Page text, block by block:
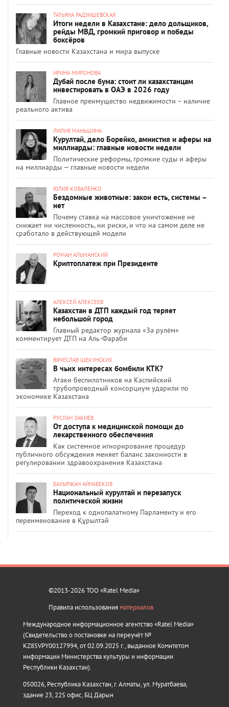
ТАТЬЯНА РАДЗИШЕВСКАЯ
Итоги недели в Казахстане: дело дольщиков,
рейды МВД, громкий приговор и победы
боксёров
Главные новости Казахстана и мира выпуске
ИРИНА МИРОНОВА
Дубай после бума: стоит ли казахстанцам
инвестировать в ОАЭ в 2026 году
Главное преимущество недвижимости – наличие
реального актива
ЛИЛИЯ МАНЬШИНА
Курултай, дело Борейко, амнистия и аферы на
миллиарды: главные новости недели
Политические реформы, громкие суды и аферы
на миллиарды — главные новости недели
ЮЛИЯ КОВАЛЕНКО
Бездомные животные: закон есть, системы –
нет
Почему ставка на массовое уничтожение не
снижает ни численность, ни риски, и что на самом деле не
сработало в действующей модели
РОМАН АЛЬМАНСКИЙ
Криптоплатеж при Президенте
АЛЕКСЕЙ АЛЕКСЕЕВ
Казахстан в ДТП каждый год теряет
небольшой город
Главный редактор журнала «За рулём»
комментирует ДТП на Аль-Фараби
ВЯЧЕСЛАВ ЩЕКУНСКИХ
В чьих интересах бомбили КТК?
Атаки беспилотников на Каспийский
трубопроводный консорциум ударили по
экономике Казахстана
РУСЛАН ЗАКИЕВ
От доступа к медицинской помощи до
лекарственного обеспечения
Как системное игнорирование процедур
публичного обсуждения меняет баланс законности в
регулировании здравоохранения Казахстана
БАУЫРЖАН АЙНАБЕКОВ
Национальный курултай и перезапуск
политической жизни
Переход к однопалатному Парламенту и его
переименование в Құрылтай
©2013-2026 ТОО «Ratel Media»
Правила использования материалов
Международное информационное агентство «Ratel Media»
(Свидетельство о постановке на переучёт №
KZ85VPY00127994, от 02.09.2025 г., выданное Комитетом
информации Министерства культуры и информации
Республики Казахстан).
050026, Республика Казахстан, г. Алматы, ул. Муратбаева,
здание 23, 225 офис, БЦ Дарын